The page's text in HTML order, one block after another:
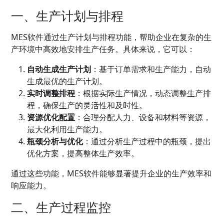
一、生产计划与排程
MES软件通过生产计划与排程功能，帮助企业在复杂的生
产环境中高效地安排生产任务。具体来说，它可以：
自动生成生产计划 ：基于订单需求和生产能力，自动
生成最优的生产计划。
实时调整排程 ：根据实际生产情况，动态调整生产排
程，确保生产的灵活性和及时性。
资源优化配置 ：合理分配人力、设备和材料等资源，
最大化利用生产能力。
瓶颈分析与优化：通过分析生产过程中的瓶颈，提出
优化方案，提高整体生产效率。
通过这些功能，MES软件能够显著提升企业的生产效率和
响应能力。
二、生产过程监控